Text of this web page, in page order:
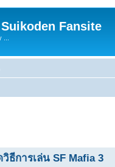
Fansite
วิธีการเล่น SF Mafia 3